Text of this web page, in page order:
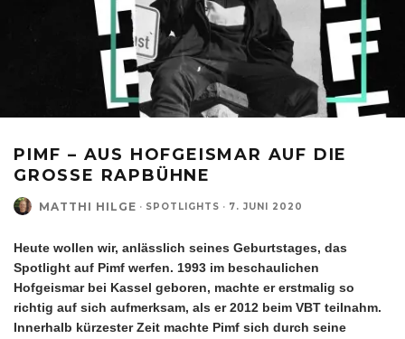
PIMF – AUS HOFGEISMAR AUF DIE
GROSSE RAPBÜHNE
MATTHI HILGE · SPOTLIGHTS · 7. JUNI 2020
Heute wollen wir, anlässlich seines Geburtstages, das
Spotlight auf Pimf werfen. 1993 im beschaulichen
Hofgeismar bei Kassel geboren, machte er erstmalig so
richtig auf sich aufmerksam, als er 2012 beim VBT teilnahm.
Innerhalb kürzester Zeit machte Pimf sich durch seine